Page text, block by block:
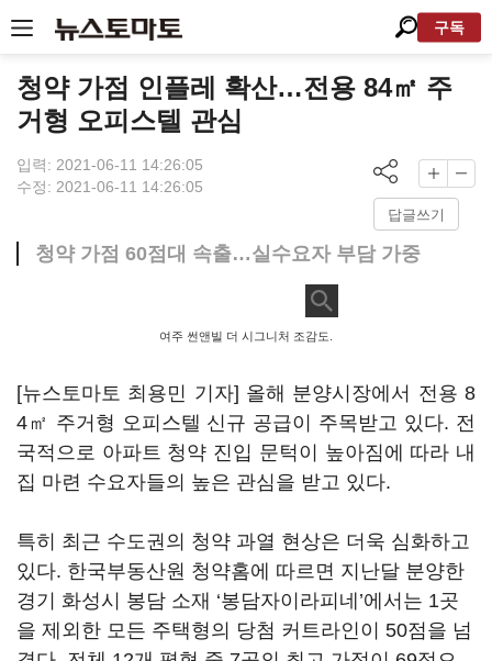
구독
청약 가점 인플레 확산…전용 84㎡ 주
거형 오피스텔 관심
입력: 2021-06-11 14:26:05
수정: 2021-06-11 14:26:05
답글쓰기
청약 가점 60점대 속출…실수요자 부담 가중
여주 썬앤빌 더 시그니처 조감도.
[뉴스토마토 최용민 기자] 올해 분양시장에서 전용 8
4㎡ 주거형 오피스텔 신규 공급이 주목받고 있다. 전
국적으로 아파트 청약 진입 문턱이 높아짐에 따라 내
집 마련 수요자들의 높은 관심을 받고 있다.
특히 최근 수도권의 청약 과열 현상은 더욱 심화하고
있다. 한국부동산원 청약홈에 따르면 지난달 분양한
경기 화성시 봉담 소재 ‘봉담자이라피네’에서는 1곳
을 제외한 모든 주택형의 당첨 커트라인이 50점을 넘